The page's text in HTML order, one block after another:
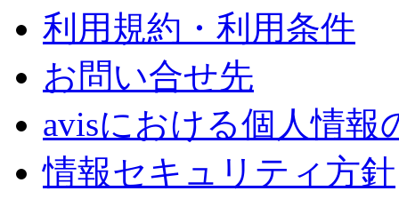
利用規約・利用条件
お問い合せ先
avisにおける個人情
情報セキュリティ方針